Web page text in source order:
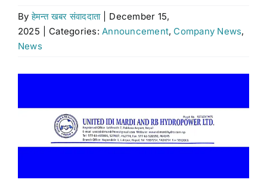
Search
for:
Byहेमन्त खबर संवाददाता
December 15,
2025
Categories: Announcement, Company News,
News